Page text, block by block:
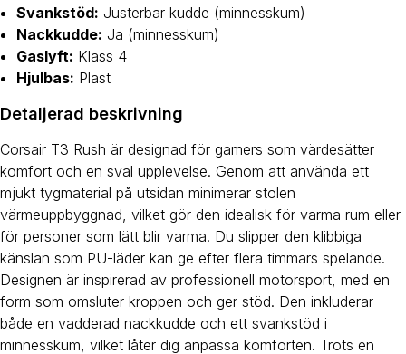
Svankstöd: Justerbar kudde (minnesskum)
Nackkudde: Ja (minnesskum)
Gaslyft: Klass 4
Hjulbas: Plast
Detaljerad beskrivning
Corsair T3 Rush är designad för gamers som värdesätter
komfort och en sval upplevelse. Genom att använda ett
mjukt tygmaterial på utsidan minimerar stolen
värmeuppbyggnad, vilket gör den idealisk för varma rum eller
för personer som lätt blir varma. Du slipper den klibbiga
känslan som PU-läder kan ge efter flera timmars spelande.
Designen är inspirerad av professionell motorsport, med en
form som omsluter kroppen och ger stöd. Den inkluderar
både en vadderad nackkudde och ett svankstöd i
minnesskum, vilket låter dig anpassa komforten. Trots en